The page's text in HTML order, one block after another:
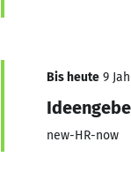
Bis heute 9
new-HR-now